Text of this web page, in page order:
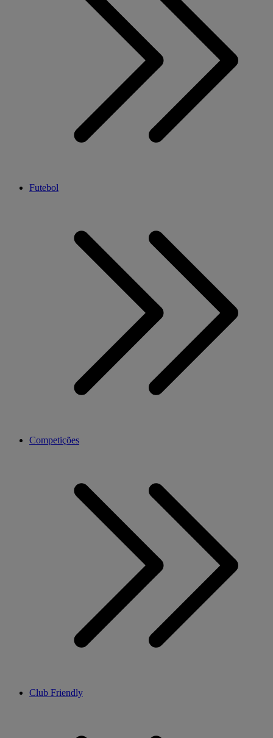
Futebol
Competições
Club Friendly